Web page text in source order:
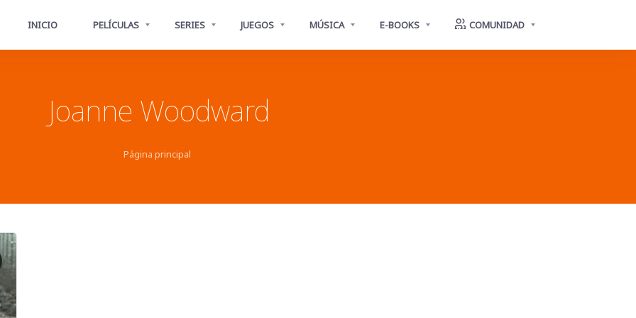
INICIO PELÍCULAS SERIES JUEGOS MÚSICA E-BOOKS COMUNIDAD
Joanne Woodward
Página principal